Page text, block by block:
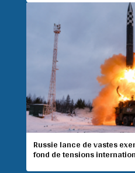
Russie lance de vastes
fond de tensions